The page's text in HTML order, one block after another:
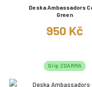
Deska Ambassadors
Green
950 Kč
Grip ZDARMA